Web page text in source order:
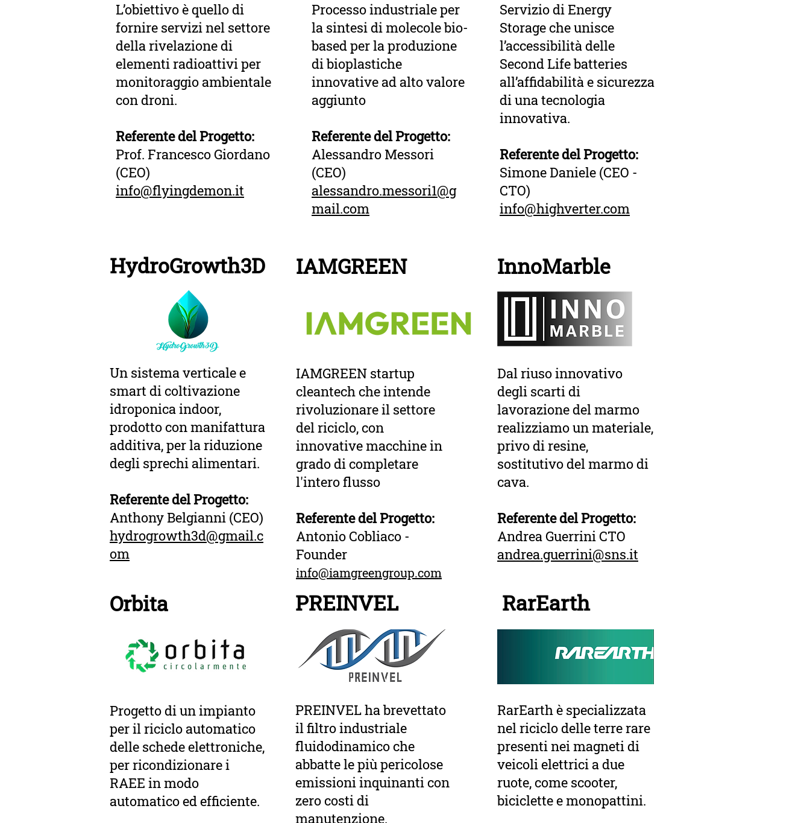
L’obiettivo è quello di
fornire servizi nel settore
della rivelazione di
elementi radioattivi per
monitoraggio ambientale
con droni.
Referente del Progetto:
Prof. Francesco Giordano
(CEO)
info@flyingdemon.it
Processo industriale per
la sintesi di molecole bio-
based per la produzione
di bioplastiche
innovative ad alto valore
aggiunto
Referente del Progetto:
Alessandro Messori
(CEO)
alessandro.messori1@g
mail.com
Servizio di Energy
Storage che unisce
l’accessibilità delle
Second Life batteries
all’affidabilità e sicurezza
di una tecnologia
innovativa.
Referente del Progetto:
Simone Daniele (CEO -
CTO)
info@highverter.com
HydroGrowth3D
Un sistema verticale e
smart di coltivazione
idroponica indoor,
prodotto con manifattura
additiva, per la riduzione
degli sprechi alimentari.
Referente del Progetto:
Anthony Belgianni (CEO)
hydrogrowth3d@gmail.c
om
IAMGREEN
IAMGREEN startup
cleantech che intende
rivoluzionare il settore
del riciclo, con
innovative macchine in
grado di completare
l'intero flusso
Referente del Progetto:
Antonio Cobliaco -
Founder
info@iamgreengroup.com
InnoMarble
Dal riuso innovativo
degli scarti di
lavorazione del marmo
realizziamo un materiale,
privo di resine,
sostitutivo del marmo di
cava.
Referente del Progetto:
Andrea Guerrini CTO
andrea.guerrini@sns.it
Orbita
Progetto di un impianto
per il riciclo automatico
delle schede elettroniche,
per ricondizionare i
RAEE in modo
automatico ed efficiente.
PREINVEL
PREINVEL ha brevettato
il filtro industriale
fluidodinamico che
abbatte le più pericolose
emissioni inquinanti con
zero costi di
manutenzione.
RarEarth
RarEarth è specializzata
nel riciclo delle terre rare
presenti nei magneti di
veicoli elettrici a due
ruote, come scooter,
biciclette e monopattini.